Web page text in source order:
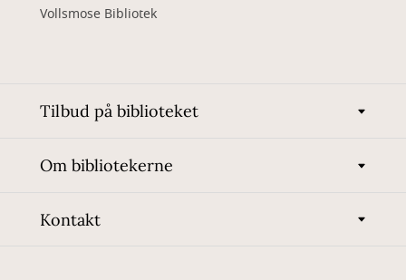
Vollsmose Bibliotek
Tilbud på biblioteket
Om bibliotekerne
Kontakt